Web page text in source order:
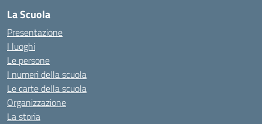
La Scuola
Presentazione
I luoghi
Le persone
I numeri della scuola
Le carte della scuola
Organizzazione
La storia